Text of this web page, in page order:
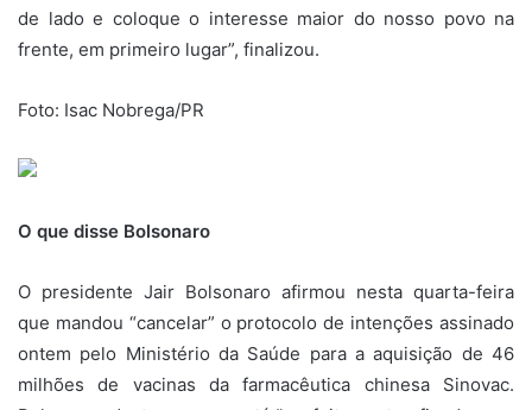
de lado e coloque o interesse maior do nosso povo na
frente, em primeiro lugar”, finalizou.
Foto: Isac Nobrega/PR
O que disse Bolsonaro
O presidente Jair Bolsonaro afirmou nesta quarta-feira
que mandou “cancelar” o protocolo de intenções assinado
ontem pelo Ministério da Saúde para a aquisição de 46
milhões de vacinas da farmacêutica chinesa Sinovac.